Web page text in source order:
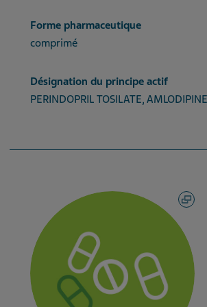
Forme pharmaceutique
comprimé
Désignation du principe actif
PERINDOPRIL TOSILATE, AMLODIPINE